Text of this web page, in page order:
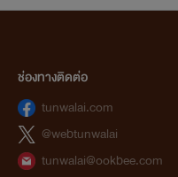
ช่องทางติดต่อ
tunwalai.com
@webtunwalai
tunwalai@ookbee.com